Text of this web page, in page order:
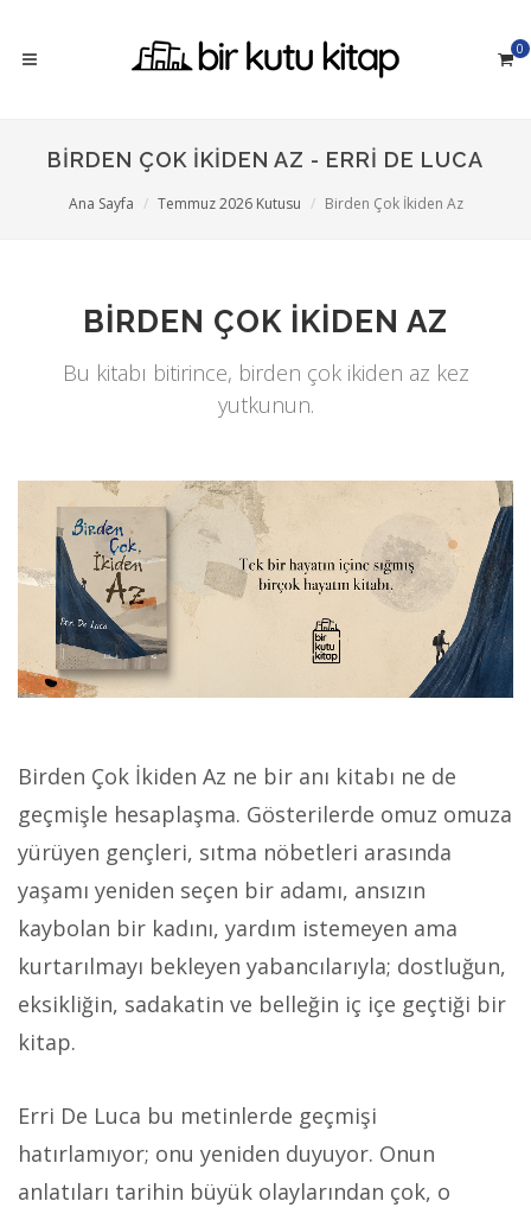
0
BIRDEN ÇOK İKIDEN AZ - ERRI DE LUCA
Ana Sayfa Temmuz 2026 Kutusu Birden Çok İkiden Az
BIRDEN ÇOK İKIDEN AZ
Bu kitabı bitirince, birden çok ikiden az kez
yutkunun.
Birden Çok İkiden Az ne bir anı kitabı ne de
geçmişle hesaplaşma. Gösterilerde omuz omuza
yürüyen gençleri, sıtma nöbetleri arasında
yaşamı yeniden seçen bir adamı, ansızın
kaybolan bir kadını, yardım istemeyen ama
kurtarılmayı bekleyen yabancılarıyla; dostluğun,
eksikliğin, sadakatin ve belleğin iç içe geçtiği bir
kitap.
Erri De Luca bu metinlerde geçmişi
hatırlamıyor; onu yeniden duyuyor. Onun
anlatıları tarihin büyük olaylarından çok, o